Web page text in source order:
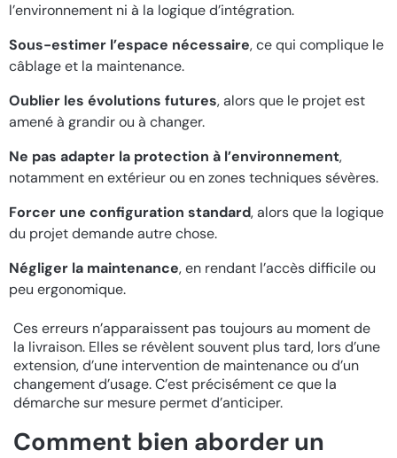
l’environnement ni à la logique d’intégration.
Sous-estimer l’espace nécessaire, ce qui complique le
câblage et la maintenance.
Oublier les évolutions futures, alors que le projet est
amené à grandir ou à changer.
Ne pas adapter la protection à l’environnement,
notamment en extérieur ou en zones techniques sévères.
Forcer une configuration standard, alors que la logique
du projet demande autre chose.
Négliger la maintenance, en rendant l’accès difficile ou
peu ergonomique.
Ces erreurs n’apparaissent pas toujours au moment de
la livraison. Elles se révèlent souvent plus tard, lors d’une
extension, d’une intervention de maintenance ou d’un
changement d’usage. C’est précisément ce que la
démarche sur mesure permet d’anticiper.
Comment bien aborder un